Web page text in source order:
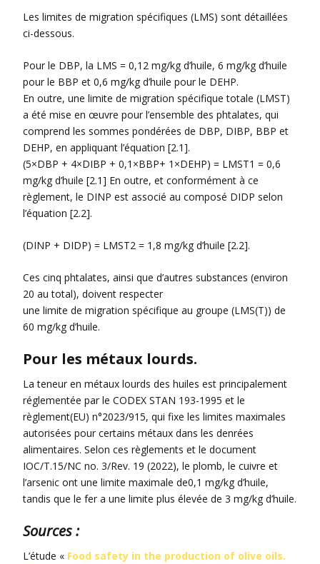
Les limites de migration spécifiques (LMS) sont détaillées
ci-dessous.
Pour le DBP, la LMS = 0,12 mg/kg d’huile, 6 mg/kg d’huile
pour le BBP et 0,6 mg/kg d’huile pour le DEHP.
En outre, une limite de migration spécifique totale (LMST)
a été mise en œuvre pour l’ensemble des phtalates, qui
comprend les sommes pondérées de DBP, DIBP, BBP et
DEHP, en appliquant l’équation [2.1].
(5×DBP + 4×DIBP + 0,1×BBP+ 1×DEHP) = LMST1 = 0,6
mg/kg d’huile [2.1] En outre, et conformément à ce
règlement, le DINP est associé au composé DIDP selon
l’équation [2.2].
(DINP + DIDP) = LMST2 = 1,8 mg/kg d’huile [2.2].
Ces cinq phtalates, ainsi que d’autres substances (environ
20 au total), doivent respecter
une limite de migration spécifique au groupe (LMS(T)) de
60 mg/kg d’huile.
Pour les métaux lourds.
La teneur en métaux lourds des huiles est principalement
réglementée par le CODEX STAN 193-1995 et le
règlement(EU) n°2023/915, qui fixe les limites maximales
autorisées pour certains métaux dans les denrées
alimentaires. Selon ces règlements et le document
IOC/T.15/NC no. 3/Rev. 19 (2022), le plomb, le cuivre et
l’arsenic ont une limite maximale de0,1 mg/kg d’huile,
tandis que le fer a une limite plus élevée de 3 mg/kg d’huile.
Sources :
L’étude « Food safety in the production of olive oils.